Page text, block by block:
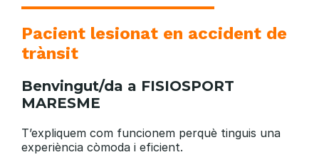
Pacient lesionat en accident de
trànsit
Benvingut/da a FISIOSPORT
MARESME
T’expliquem com funcionem perquè tinguis una
experiència còmoda i eficient.